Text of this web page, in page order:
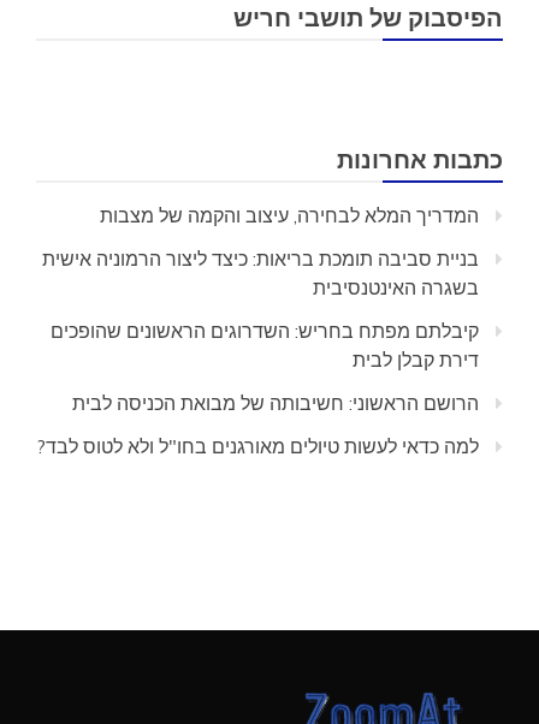
הפיסבוק של תושבי חריש
כתבות אחרונות
המדריך המלא לבחירה, עיצוב והקמה של מצבות
בניית סביבה תומכת בריאות: כיצד ליצור הרמוניה אישית
בשגרה האינטנסיבית
קיבלתם מפתח בחריש: השדרוגים הראשונים שהופכים
דירת קבלן לבית
הרושם הראשוני: חשיבותה של מבואת הכניסה לבית
למה כדאי לעשות טיולים מאורגנים בחו"ל ולא לטוס לבד?